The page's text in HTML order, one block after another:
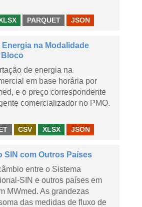
PARQUET JSON
Energia na Modalidade
Bloco
de energia na
em base horária por
e o preço correspondente
comercializador no PMO.
CSV XLSX JSON
SIN com Outros Países
entre o Sistema
SIN e outros países em
MWmed. As grandezas
das medidas de fluxo de